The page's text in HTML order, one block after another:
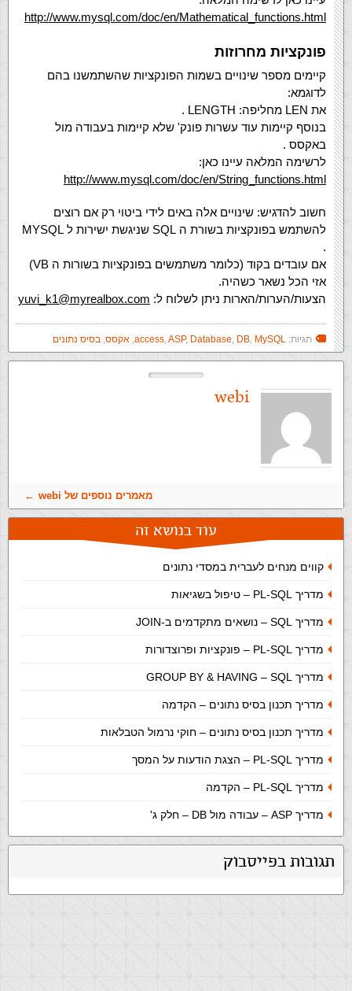
http://www.mysql.com/doc/en/Mathematical_functions.html
פונקציות מחרוזות
קיימים מספר שינויים בשמות הפונקציות שהשתמשנו בהם
לדוגמא:
את LEN מחליפה: LENGTH .
בנוסף קיימות עוד עשרות פונק' שלא קיימות בעבודה מול
באקסס .
לרשימה המלאה עיינו כאן:
http://www.mysql.com/doc/en/String_functions.html
חשוב להדגיש: שינויים אלה באים לידי ביטוי רק אם רוצים
להשתמש בפונקציות בשורת ה SQL שניגשת ישירות ל MYSQL
.
אם עובדים בקוד (כלומר משתמשים בפונקציות בשורות ה VB)
אזי הכל נשאר כשהיה.
הצעות/הערות/הארות ניתן לשלוח ל: yuvi_k1@myrealbox.com
תגיות: access,ASP, Database, DB, MySQL
, אקסס, בסיס נתונים
webi
מאמרים נוספים של webi
עוד בנושא זה
קווים מנחים לעברית במסדי נתונים
מדריך PL-SQL – טיפול בשגיאות
מדריך SQL – נושאים מתקדמים ב-JOIN
מדריך PL-SQL – פונקציות ופרוצדורות
מדריך SQL‏ – GROUP BY & HAVING
מדריך תכנון בסיס נתונים – הקדמה
מדריך תכנון בסיס נתונים – חוקי נרמול הטבלאות
מדריך PL-SQL – הצגת הודעות על המסך
מדריך PL-SQL – הקדמה
מדריך ASP – עבודה מול DB – חלק ג'
תגובות בפייסבוק